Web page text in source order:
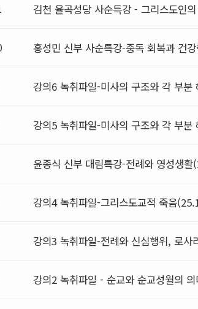
김천 율곡성당 사순특강 - 그리스도인
홍성민 신부 사순특강-중독 회복과 건
강의6 녹취파일-미사의 구조와 각 부
강의5 녹취파일-미사의 구조와 각 부
윤종식 신부 대림특강-전례와 영성생
강의4 녹취파일-그리스도교적 죽음
강의3 녹취파일-전례와 신심행위, 로사
강의2 녹취파일 - 순교와 순교성월의 의